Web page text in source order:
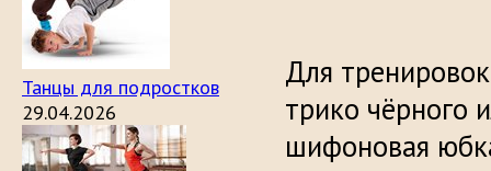
Танцы для подростков
29.04.2026
Для
трико чёрного
шифоновая